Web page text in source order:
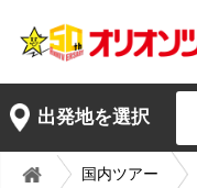
出発地を選択
国内ツアー